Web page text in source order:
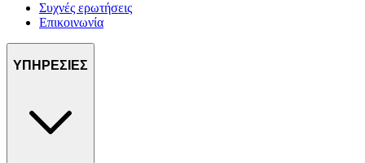
Συχνές ερωτήσεις
Επικοινωνία
ΥΠΗΡΕΣΙΕΣ